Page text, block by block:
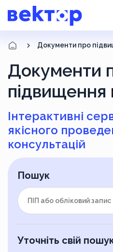
Документи про
Документи
підвищення
Інтерактивні
якісного
консультацій
Пошук
Уточніть свій